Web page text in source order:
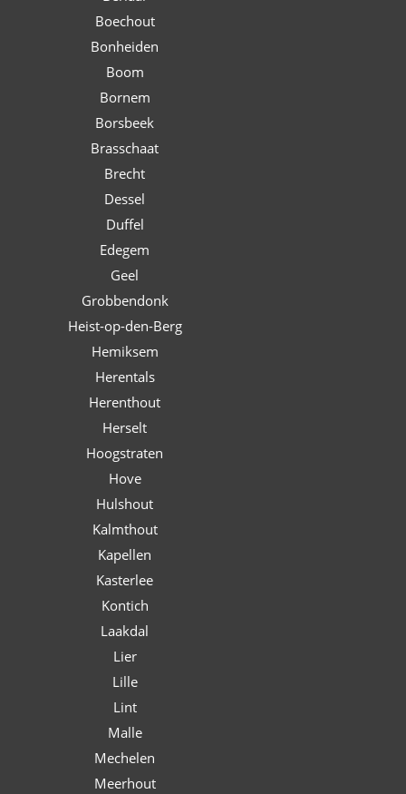
Boechout
Bonheiden
Boom
Bornem
Borsbeek
Brasschaat
Brecht
Dessel
Duffel
Edegem
Geel
Grobbendonk
Heist-op-den-Berg
Hemiksem
Herentals
Herenthout
Herselt
Hoogstraten
Hove
Hulshout
Kalmthout
Kapellen
Kasterlee
Kontich
Laakdal
Lier
Lille
Lint
Malle
Mechelen
Meerhout